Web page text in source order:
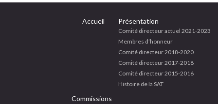
Accueil Présentation
Comité directeur actuel 2021-2023
Membres d’honneur
Comité directeur 2018-2020
Comité directeur 2017-2018
Comité directeur 2015-2016
Histoire de la SAT
Commissions